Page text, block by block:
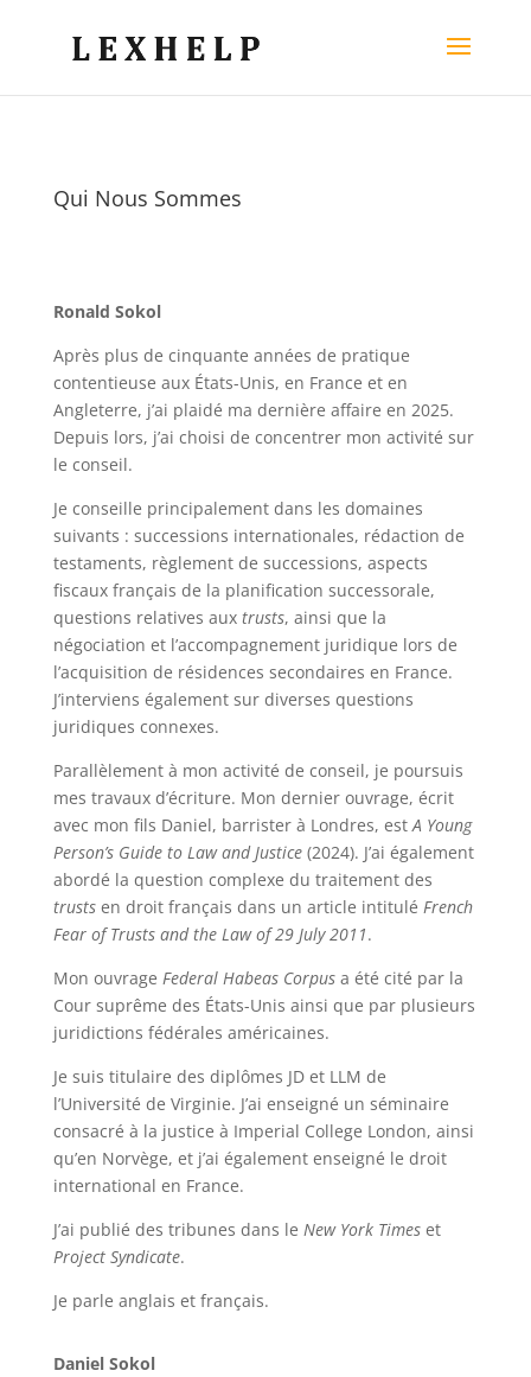
Qui Nous Sommes
Ronald Sokol
Après plus de cinquante années de pratique
contentieuse aux États-Unis, en France et en
Angleterre, j’ai plaidé ma dernière affaire en 2025.
Depuis lors, j’ai choisi de concentrer mon activité sur
le conseil.
Je conseille principalement dans les domaines
suivants : successions internationales, rédaction de
testaments, règlement de successions, aspects
fiscaux français de la planification successorale,
questions relatives aux trusts, ainsi que la
négociation et l’accompagnement juridique lors de
l’acquisition de résidences secondaires en France.
J’interviens également sur diverses questions
juridiques connexes.
Parallèlement à mon activité de conseil, je poursuis
mes travaux d’écriture. Mon dernier ouvrage, écrit
avec mon fils Daniel, barrister à Londres, estA Young
Person’s Guide to Law and Justice(2024). J’ai également
abordé la question complexe du traitement des
trustsen droit français dans un article intitulé French
Fear of Trusts and the Law of 29 July 2011.
Mon ouvrage Federal Habeas Corpusa été cité par la
Cour suprême des États-Unis ainsi que par plusieurs
juridictions fédérales américaines.
Je suis titulaire des diplômes JD et LLM de
l’Université de Virginie. J’ai enseigné un séminaire
consacré à la justice à Imperial College London, ainsi
qu’en Norvège, et j’ai également enseigné le droit
international en France.
J’ai publié des tribunes dans le New York Timeset
Project Syndicate.
Je parle anglais et français.
Daniel Sokol